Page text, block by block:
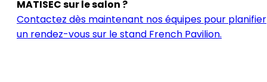
MATISEC sur le salon ?
Contactez dès maintenant nos équipes pour planifier
un rendez-vous sur le stand French Pavilion.